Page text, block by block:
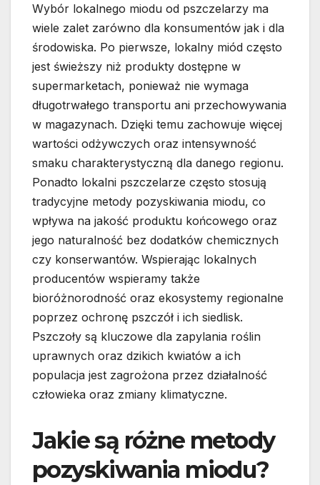
Wybór lokalnego miodu od pszczelarzy ma
wiele zalet zarówno dla konsumentów jak i dla
środowiska. Po pierwsze, lokalny miód często
jest świeższy niż produkty dostępne w
supermarketach, ponieważ nie wymaga
długotrwałego transportu ani przechowywania
w magazynach. Dzięki temu zachowuje więcej
wartości odżywczych oraz intensywność
smaku charakterystyczną dla danego regionu.
Ponadto lokalni pszczelarze często stosują
tradycyjne metody pozyskiwania miodu, co
wpływa na jakość produktu końcowego oraz
jego naturalność bez dodatków chemicznych
czy konserwantów. Wspierając lokalnych
producentów wspieramy także
bioróżnorodność oraz ekosystemy regionalne
poprzez ochronę pszczół i ich siedlisk.
Pszczoły są kluczowe dla zapylania roślin
uprawnych oraz dzikich kwiatów a ich
populacja jest zagrożona przez działalność
człowieka oraz zmiany klimatyczne.
Jakie są różne metody
pozyskiwania miodu?